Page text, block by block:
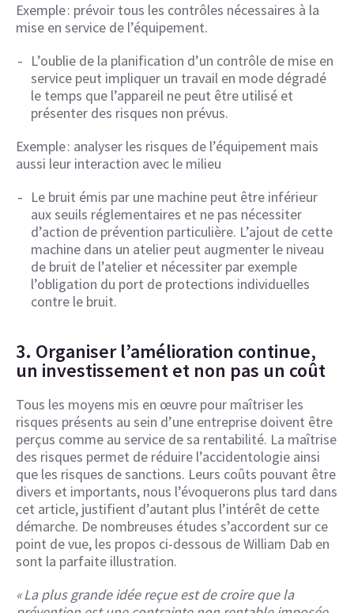
Exemple : prévoir tous les contrôles nécessaires à la
mise en service de l’équipement.
L’oublie de la planification d’un contrôle de mise en
service peut impliquer un travail en mode dégradé
le temps que l’appareil ne peut être utilisé et
présenter des risques non prévus.
Exemple : analyser les risques de l’équipement mais
aussi leur interaction avec le milieu
Le bruit émis par une machine peut être inférieur
aux seuils réglementaires et ne pas nécessiter
d’action de prévention particulière. L’ajout de cette
machine dans un atelier peut augmenter le niveau
de bruit de l’atelier et nécessiter par exemple
l’obligation du port de protections individuelles
contre le bruit.
3. Organiser l’amélioration continue,
un investissement et non pas un coût
Tous les moyens mis en œuvre pour maîtriser les
risques présents au sein d’une entreprise doivent être
perçus comme au service de sa rentabilité. La maîtrise
des risques permet de réduire l’accidentologie ainsi
que les risques de sanctions. Leurs coûts pouvant être
divers et importants, nous l’évoquerons plus tard dans
cet article, justifient d’autant plus l’intérêt de cette
démarche. De nombreuses études s’accordent sur ce
point de vue, les propos ci-dessous de William Dab en
sont la parfaite illustration.
« La plus grande idée reçue est de croire que la